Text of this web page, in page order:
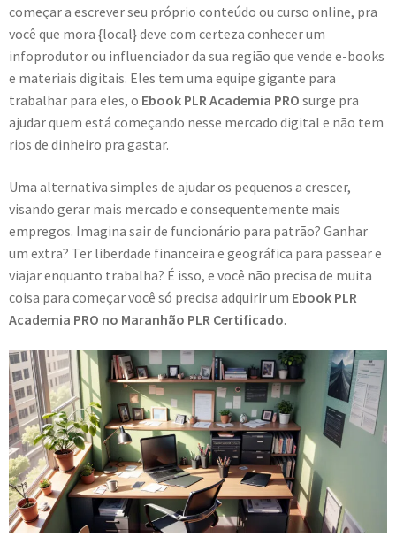
começar a escrever seu próprio conteúdo ou curso online, pra
você que mora {local} deve com certeza conhecer um
infoprodutor ou influenciador da sua região que vende e-books
e materiais digitais. Eles tem uma equipe gigante para
trabalhar para eles, o Ebook PLR Academia PRO surge pra
ajudar quem está começando nesse mercado digital e não tem
rios de dinheiro pra gastar.
Uma alternativa simples de ajudar os pequenos a crescer,
visando gerar mais mercado e consequentemente mais
empregos. Imagina sair de funcionário para patrão? Ganhar
um extra? Ter liberdade financeira e geográfica para passear e
viajar enquanto trabalha? É isso, e você não precisa de muita
coisa para começar você só precisa adquirir um Ebook PLR
Academia PRO no Maranhão PLR Certificado.